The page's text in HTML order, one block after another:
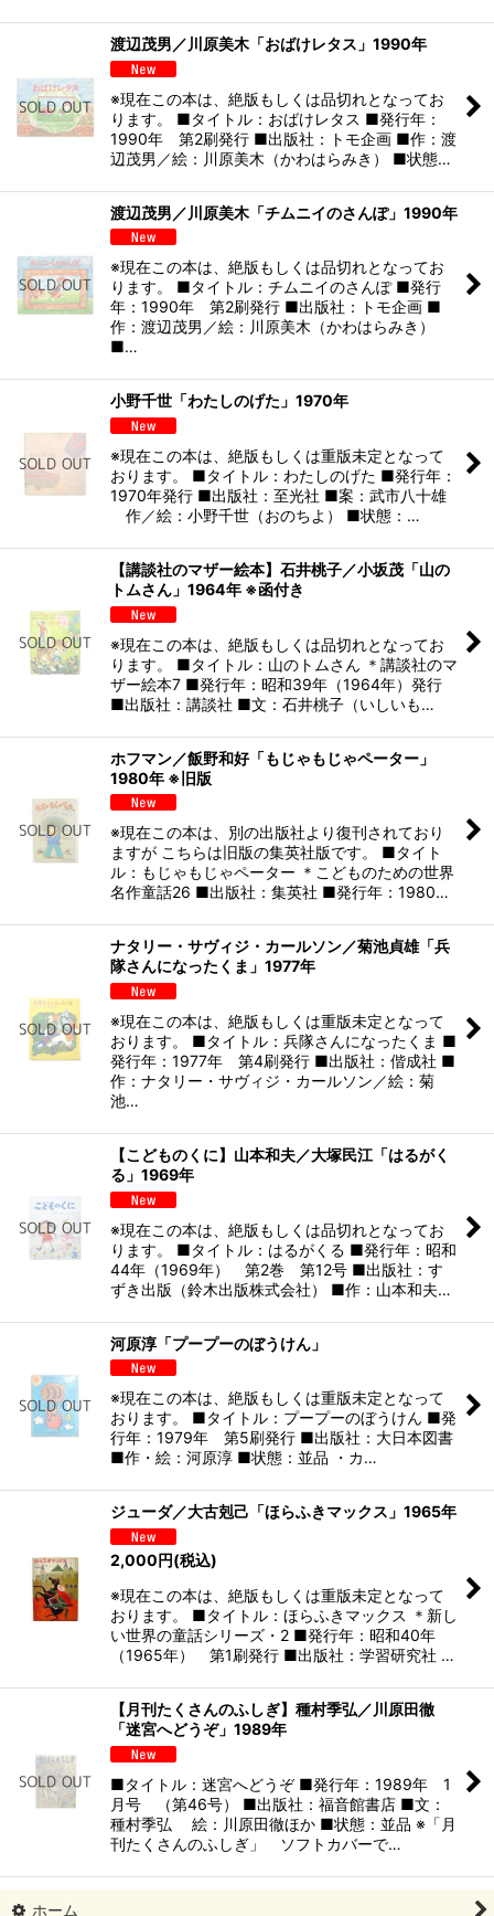
渡辺茂男／川原美木「おばけレタス」1990年
※現在この本は、絶版もしくは品切れとなってお
ります。 ■タイトル：おばけレタス ■発行年：
1990年 第2刷発行 ■出版社：トモ企画 ■作：渡
辺茂男／絵：川原美木（かわはらみき） ■状態…
渡辺茂男／川原美木「チムニイのさんぽ」1990年
※現在この本は、絶版もしくは品切れとなってお
ります。 ■タイトル：チムニイのさんぽ ■発行
年：1990年 第2刷発行 ■出版社：トモ企画 ■
作：渡辺茂男／絵：川原美木（かわはらみき）
■…
小野千世「わたしのげた」1970年
※現在この本は、絶版もしくは重版未定となって
おります。 ■タイトル：わたしのげた ■発行年：
1970年発行 ■出版社：至光社 ■案：武市八十雄
作／絵：小野千世（おのちよ） ■状態：…
【講談社のマザー絵本】石井桃子／小坂茂「山の
トムさん」1964年 ※函付き
※現在この本は、絶版もしくは品切れとなってお
ります。 ■タイトル：山のトムさん ＊講談社のマ
ザー絵本7 ■発行年：昭和39年（1964年）発行
■出版社：講談社 ■文：石井桃子（いしいも…
ホフマン／飯野和好「もじゃもじゃペーター」
1980年 ※旧版
※現在この本は、別の出版社より復刊されており
ますが こちらは旧版の集英社版です。 ■タイト
ル：もじゃもじゃペーター ＊こどものための世界
名作童話26 ■出版社：集英社 ■発行年：1980…
ナタリー・サヴィジ・カールソン／菊池貞雄「兵
隊さんになったくま」1977年
※現在この本は、絶版もしくは重版未定となって
おります。 ■タイトル：兵隊さんになったくま ■
発行年：1977年 第4刷発行 ■出版社：偕成社 ■
作：ナタリー・サヴィジ・カールソン／絵：菊
池…
【こどものくに】山本和夫／大塚民江「はるがく
る」1969年
※現在この本は、絶版もしくは品切れとなってお
ります。 ■タイトル：はるがくる ■発行年：昭和
44年（1969年） 第2巻 第12号 ■出版社：す
ずき出版（鈴木出版株式会社） ■作：山本和夫…
河原淳「プープーのぼうけん」
※現在この本は、絶版もしくは重版未定となって
おります。 ■タイトル：プープーのぼうけん ■発
行年：1979年 第5刷発行 ■出版社：大日本図書
■作・絵：河原淳 ■状態：並品 ・カ…
ジューダ／大古剋己「ほらふきマックス」1965年
2,000円(税込)
※現在この本は、絶版もしくは重版未定となって
おります。 ■タイトル：ほらふきマックス ＊新し
い世界の童話シリーズ・2 ■発行年：昭和40年
（1965年） 第1刷発行 ■出版社：学習研究社 …
【月刊たくさんのふしぎ】種村季弘／川原田徹
「迷宮へどうぞ」1989年
■タイトル：迷宮へどうぞ ■発行年：1989年 1
月号 （第46号） ■出版社：福音館書店 ■文：
種村季弘 絵：川原田徹ほか ■状態：並品 ※「月
刊たくさんのふしぎ」 ソフトカバーで…
ホーム